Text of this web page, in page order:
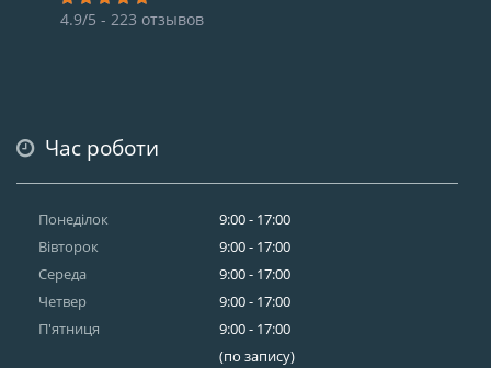
4.9/5 - 223 отзывов
Час роботи
Понеділок
Вівторок
Середа
Четвер
П'ятниця
9:00 - 17:00
9:00 - 17:00
9:00 - 17:00
9:00 - 17:00
9:00 - 17:00
(по запису)